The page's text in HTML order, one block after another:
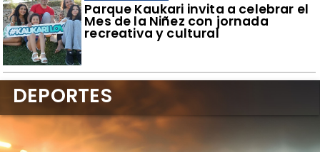
Parque Kaukari invita a celebrar el
Mes de la Niñez con jornada
recreativa y cultural
DEPORTES